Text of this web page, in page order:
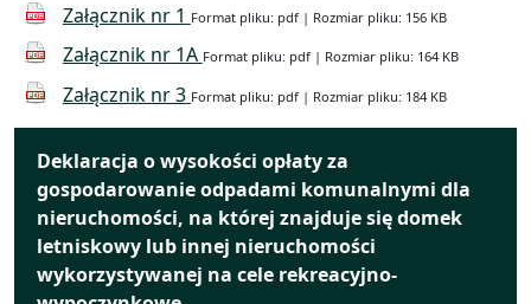
Załącznik nr 1 Format pliku: pdf | Rozmiar pliku: 156 KB
Załącznik nr 1A Format pliku: pdf | Rozmiar pliku: 164 KB
Załącznik nr 3 Format pliku: pdf | Rozmiar pliku: 184 KB
Deklaracja o wysokości opłaty za
gospodarowanie odpadami komunalnymi dla
nieruchomości, na której znajduje się domek
letniskowy lub innej nieruchomości
wykorzystywanej na cele rekreacyjno-